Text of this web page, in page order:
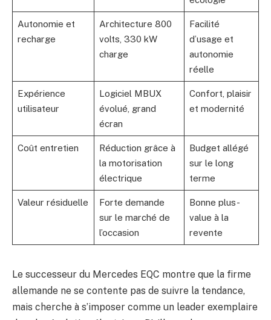
Autonomie et
recharge
Architecture 800
volts, 330 kW
charge
Facilité
d’usage et
autonomie
réelle
Expérience
utilisateur
Logiciel MBUX
évolué, grand
écran
Confort, plaisir
et modernité
Coût entretien
Réduction grâce à
la motorisation
électrique
Budget allégé
sur le long
terme
Valeur résiduelle
Forte demande
sur le marché de
l’occasion
Bonne plus-
value à la
revente
Le successeur du Mercedes EQC montre que la firme
allemande ne se contente pas de suivre la tendance,
mais cherche à s’imposer comme un leader exemplaire